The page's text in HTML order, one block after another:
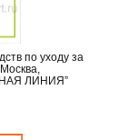
по уходу за
ЛИНИЯ”